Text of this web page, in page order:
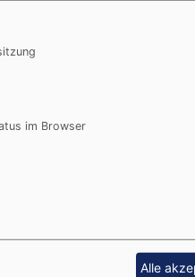
täglich
https://
Kontakt
im Browser
Alle